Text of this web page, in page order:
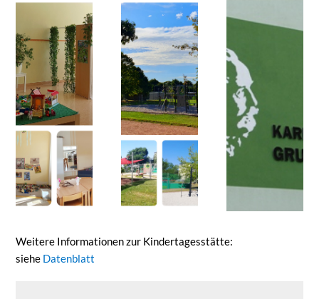
Weitere Informationen zur Kindertagesstätte:
siehe Datenblatt